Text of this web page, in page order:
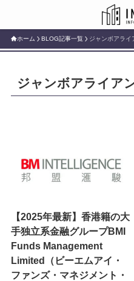
ホーム BLOG記事一覧 ジャンボアライ
ジャンボアライア
【2025年最新】香港籍の大
手独立系金融グループBMI
Funds Management
Limited（ビーエムアイ・
ファンズ・マネジメント・